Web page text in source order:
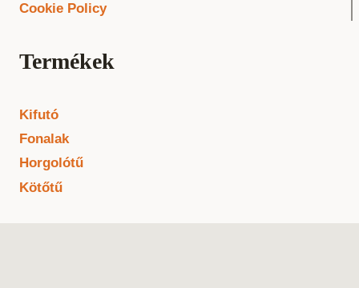
Cookie Policy
Termékek
Kifutó
Fonalak
Horgolótű
Kötőtű